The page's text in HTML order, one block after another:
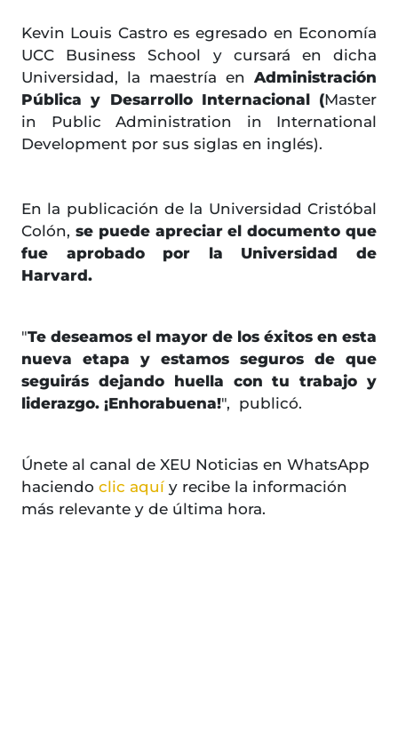
Kevin Louis Castro es egresado en Economía
UCC Business School y cursará en dicha
Universidad, la maestría en Administración
Pública y Desarrollo Internacional (Master
in Public Administration in International
Development por sus siglas en inglés).
En la publicación de la Universidad Cristóbal
Colón, se puede apreciar el documento que
fue aprobado por la Universidad de
Harvard.
"Te deseamos el mayor de los éxitos en esta
nueva etapa y estamos seguros de que
seguirás dejando huella con tu trabajo y
liderazgo. ¡Enhorabuena!", publicó.
Únete al canal de XEU Noticias en WhatsApp
haciendo clic aquí y recibe la información
más relevante y de última hora.